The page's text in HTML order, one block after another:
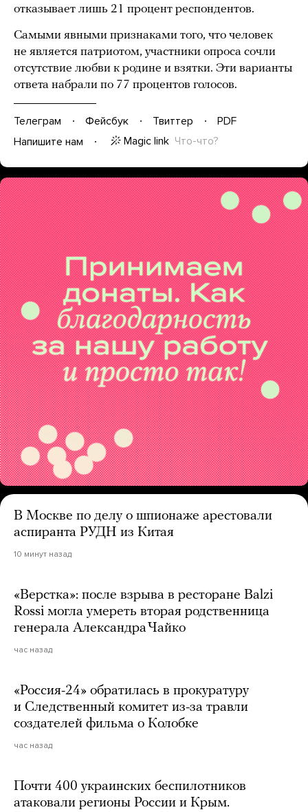
отказывает лишь 21 процент респондентов.
Самыми явными признаками того, что человек
не является патриотом, участники опроса сочли
отсутствие любви к родине и взятки. Эти варианты
ответа набрали по 77 процентов голосов.
Телеграм Фейсбук Твиттер
PDF
Напишите нам
Magic link Что-что?
В Москве по делу о шпионаже арестовали
аспиранта РУДН из Китая
10 минут назад
«Верстка»: после взрыва в ресторане Balzi
Rossi могла умереть вторая родственница
генерала Александра Чайко
час назад
«Россия-24» обратилась в прокуратуру
и Следственный комитет из-за травли
создателей фильма о Колобке
час назад
Почти 400 украинских беспилотников
атаковали регионы России и Крым.